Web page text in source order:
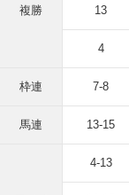
複勝 13
4
枠連 7-8
馬連 13-15
4-13